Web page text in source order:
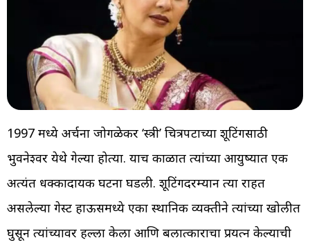
1997 मध्ये अर्चना जोगळेकर ‘स्त्री’ चित्रपटाच्या शूटिंगसाठी
भुवनेश्वर येथे गेल्या होत्या. याच काळात त्यांच्या आयुष्यात एक
अत्यंत धक्कादायक घटना घडली. शूटिंगदरम्यान त्या राहत
असलेल्या गेस्ट हाऊसमध्ये एका स्थानिक व्यक्तीने त्यांच्या खोलीत
घुसून त्यांच्यावर हल्ला केला आणि बलात्काराचा प्रयत्न केल्याची